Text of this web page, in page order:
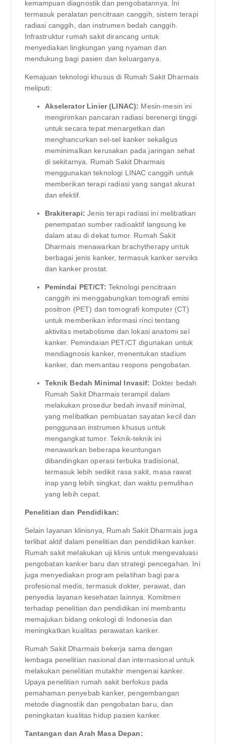
kemampuan diagnostik dan pengobatannya. Ini
termasuk peralatan pencitraan canggih, sistem terapi
radiasi canggih, dan instrumen bedah canggih.
Infrastruktur rumah sakit dirancang untuk
menyediakan lingkungan yang nyaman dan
mendukung bagi pasien dan keluarganya.
Kemajuan teknologi khusus di Rumah Sakit Dharmais
meliputi:
Akselerator Linier (LINAC): Mesin-mesin ini
mengirimkan pancaran radiasi berenergi tinggi
untuk secara tepat menargetkan dan
menghancurkan sel-sel kanker sekaligus
meminimalkan kerusakan pada jaringan sehat
di sekitarnya. Rumah Sakit Dharmais
menggunakan teknologi LINAC canggih untuk
memberikan terapi radiasi yang sangat akurat
dan efektif.
Brakiterapi: Jenis terapi radiasi ini melibatkan
penempatan sumber radioaktif langsung ke
dalam atau di dekat tumor. Rumah Sakit
Dharmais menawarkan brachytherapy untuk
berbagai jenis kanker, termasuk kanker serviks
dan kanker prostat.
Pemindai PET/CT: Teknologi pencitraan
canggih ini menggabungkan tomografi emisi
positron (PET) dan tomografi komputer (CT)
untuk memberikan informasi rinci tentang
aktivitas metabolisme dan lokasi anatomi sel
kanker. Pemindaian PET/CT digunakan untuk
mendiagnosis kanker, menentukan stadium
kanker, dan memantau respons pengobatan.
Teknik Bedah Minimal Invasif: Dokter bedah
Rumah Sakit Dharmais terampil dalam
melakukan prosedur bedah invasif minimal,
yang melibatkan pembuatan sayatan kecil dan
penggunaan instrumen khusus untuk
mengangkat tumor. Teknik-teknik ini
menawarkan beberapa keuntungan
dibandingkan operasi terbuka tradisional,
termasuk lebih sedikit rasa sakit, masa rawat
inap yang lebih singkat, dan waktu pemulihan
yang lebih cepat.
Penelitian dan Pendidikan:
Selain layanan klinisnya, Rumah Sakit Dharmais juga
terlibat aktif dalam penelitian dan pendidikan kanker.
Rumah sakit melakukan uji klinis untuk mengevaluasi
pengobatan kanker baru dan strategi pencegahan. Ini
juga menyediakan program pelatihan bagi para
profesional medis, termasuk dokter, perawat, dan
penyedia layanan kesehatan lainnya. Komitmen
terhadap penelitian dan pendidikan ini membantu
memajukan bidang onkologi di Indonesia dan
meningkatkan kualitas perawatan kanker.
Rumah Sakit Dharmais bekerja sama dengan
lembaga penelitian nasional dan internasional untuk
melakukan penelitian mutakhir mengenai kanker.
Upaya penelitian rumah sakit berfokus pada
pemahaman penyebab kanker, pengembangan
metode diagnostik dan pengobatan baru, dan
peningkatan kualitas hidup pasien kanker.
Tantangan dan Arah Masa Depan: